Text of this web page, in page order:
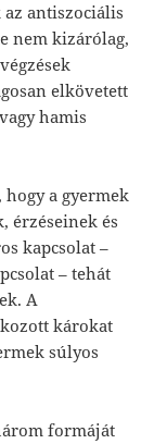
antiszociális
nem kizárólag,
elkövetett
hamis
a gyermek
érzéseinek és
kapcsolat –
– tehát
A
károkat
súlyos
formáját